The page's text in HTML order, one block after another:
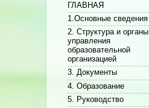
ГЛАВНАЯ
1.Основные сведения
2. Структура и органы
управления
образовательной
организацией
3. Документы
4. Образование
5. Руководство